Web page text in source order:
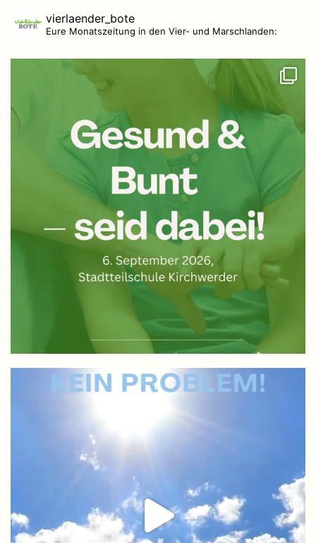
vierlaender_bote
Eure Monatszeitung in den Vier- und Marschlanden: